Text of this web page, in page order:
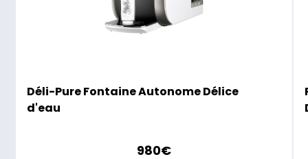
Déli-Pure Fontaine Autonome Délice
d'eau
980€